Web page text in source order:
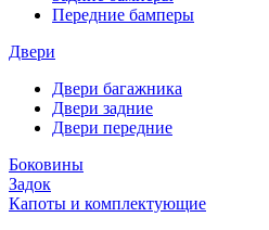
Передние бамперы
Двери
Двери багажника
Двери задние
Двери передние
Боковины
Задок
Капоты и комплектующие